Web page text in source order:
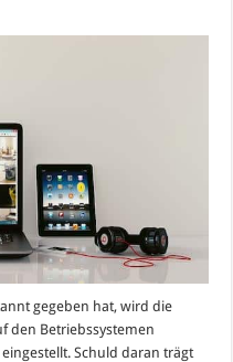
gegeben hat, wird die
den Betriebssystemen
Schuld daran trägt